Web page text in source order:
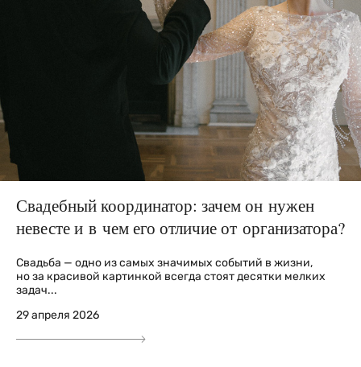
Свадебный координатор: зачем он нужен
невесте и в чем его отличие от организатора?
Свадьба — одно из самых значимых событий в жизни,
но за красивой картинкой всегда стоят десятки мелких
задач...
29 апреля 2026